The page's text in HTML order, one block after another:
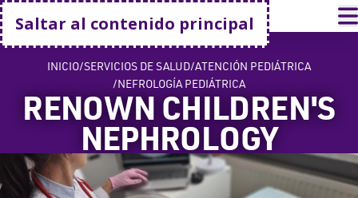
Saltar al contenido principal
Volver a casa
INICIO SERVICIOS DE SALUD ATENCIÓN PEDIÁTRICA
NEFROLOGÍA PEDIÁTRICA
RENOWN CHILDREN'S
NEPHROLOGY